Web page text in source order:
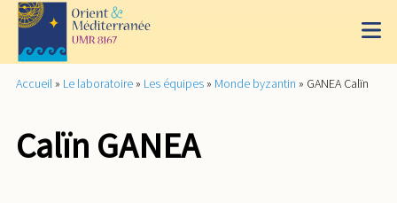
Accueil » Le laboratoire » Les équipes » Monde byzantin » GANEA Calïn
Calïn GANEA